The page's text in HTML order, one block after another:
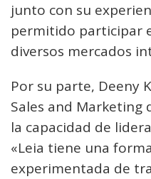
junto con su
permitido participar
diversos mercados
Por su parte, Deeny
Sales and Marketing
la capacidad de
«Leia tiene una
experimentada de